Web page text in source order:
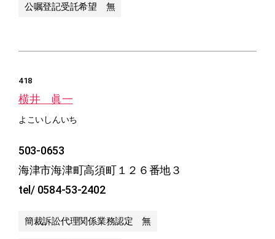
公嘱登記受託希望 無
418
横井 眞一
よこいしんいち
503-0653
海津市海津町高須町１２６番地３
tel/ 0584-53-2402
簡裁訴訟代理関係業務認定 無